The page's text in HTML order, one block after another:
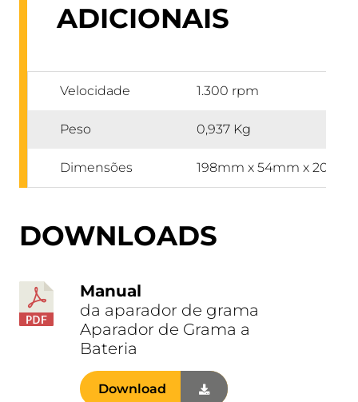
ADICIONAIS
Velocidade 1.300 rpm
Peso 0,937 Kg
Dimensões 198mm x 54mm x
DOWNLOADS
Manual
da aparador de grama
Aparador de Grama a
Bateria
Download